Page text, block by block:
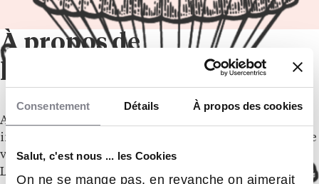
Consentement Détails À propos des cookies
Salut, c'est nous ... les Cookies
On ne se mange pas, en revanche on aimerait
À propos de
l’établissement
Avec plus de 60 ans d’expérience, l
industrielle en Auvergne-Rhône-Alpes, pour construire
votre avenir et devenir acteur de l’industrie de demain.
L’iri vous accompagne dans vos projets, que vous soyez